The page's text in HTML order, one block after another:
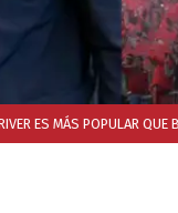
ES MÁS POPULAR QUE